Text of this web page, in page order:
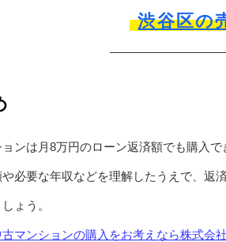
渋谷区の
ンは月8万円のローン返済額でも購入
必要な年収などを理解したうえで、返
ょう。
マンションの購入をお考えなら株式会